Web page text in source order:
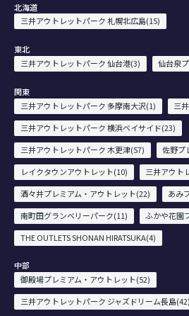
北海道
三井アウトレットパーク 札幌北広島(15)
東北
三井アウトレットパーク 仙台港(3)
仙台泉
関東
三井アウトレットパーク 多摩南大沢(1)
三
三井アウトレットパーク 横浜ベイサイド(23)
三井アウトレットパーク 木更津(57)
佐野プ
レイクタウンアウトレット(10)
三井アウト
酒々井プレミアム・アウトレット(22)
あみ
南町田グランベリーパーク(11)
ふかや花園
THE OUTLETS SHONAN HIRATSUKA(4)
中部
御殿場プレミアム・アウトレット(52)
三井アウトレットパーク ジャズドリーム長島(42)